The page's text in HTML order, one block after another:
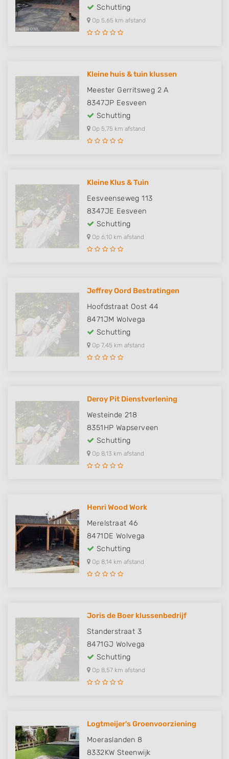
Schutting
Op 5,65 km afstand
Kleine huis & tuin klussen
Meester Gerritsweg 2 A
8347JP Eesveen
Schutting
Op 5,75 km afstand
Kleine Klus & Tuin
Eesveenseweg 113
8347JE Eesveen
Schutting
Op 6,10 km afstand
Jeffrey Oord Bestratingen
Hoofdstraat Oost 44
8471JM Wolvega
Schutting
Op 7,45 km afstand
Deroy Pit Dienstverlening
Westeinde 218
8351HP Wapserveen
Schutting
Op 8,13 km afstand
Henri Wood Work
Merelstraat 46
8471DE Wolvega
Schutting
Op 8,14 km afstand
Joris de Boer klussenbedrijf
Standerstraat 3
8471GJ Wolvega
Schutting
Op 8,57 km afstand
Logtmeijer's Groenvoorziening
Moeraslanden 8
8332KW Steenwijk